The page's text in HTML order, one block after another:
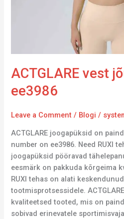
ACTGLARE vest
ee3986
Leave a Comment / Blogi /
ACTGLARE joogapüksid on
number on ee3986. Need RUXI
joogapüksid pööravad
eesmärk on pakkuda kõrgeima
RUXI tehas on alati
tootmisprotsessidele.
kvaliteetsed tooted, mis on
sobivad erinevatele